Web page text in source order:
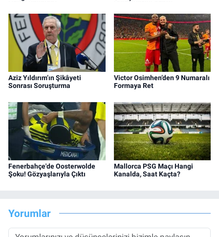
Aziz Yıldırım’ın Şikâyeti
Sonrası Soruşturma
Victor Osimhen’den 9 Numaralı
Formaya Ret
Fenerbahçe'de Oosterwolde
Şoku! Gözyaşlarıyla Çıktı
Mallorca PSG Maçı Hangi
Kanalda, Saat Kaçta?
Yorumlar